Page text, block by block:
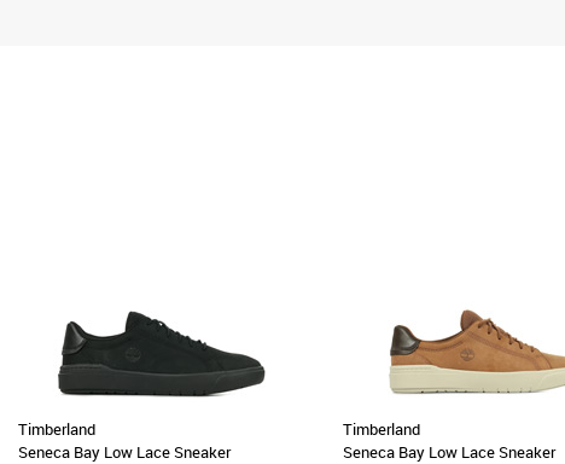
Timberland
Seneca Bay Low Lace Sneaker
Timberland
Seneca Bay Low Lace Sneaker